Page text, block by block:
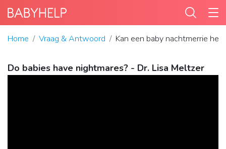
Home Vraag & Antwoord Kan een baby nachtmerrie
Do babies have nightmares? - Dr. Lisa Meltzer